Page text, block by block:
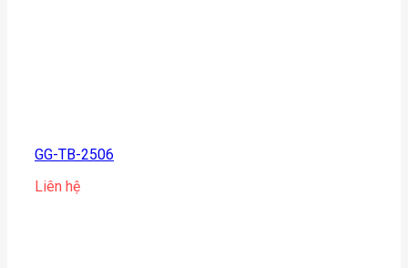
GG-TB-2506
Liên hệ